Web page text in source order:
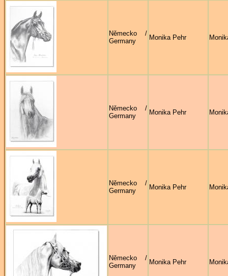
Německo /
Germany
Monika Pehr
Německo /
Germany
Monika Pehr
Německo /
Germany
Monika Pehr
Německo /
Germany
Monika Pehr